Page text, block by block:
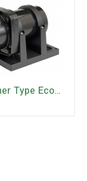
Messner Type Eco-Tec2 4500 – 48W – 230V